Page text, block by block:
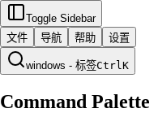
Toggle Sidebar
文件
导航 帮助 设置
windows - 标签CtrlK
Command Palette